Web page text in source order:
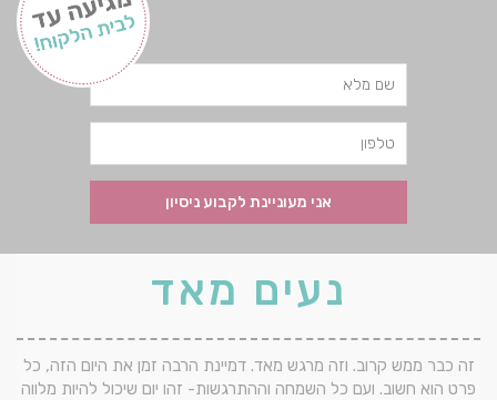
נעים מאד
זה כבר ממש קרוב. וזה מרגש מאד. דמיינת הרבה זמן את היום הזה, כל
פרט הוא חשוב. ועם כל השמחה וההתרגשות- זהו יום שיכול להיות מלווה